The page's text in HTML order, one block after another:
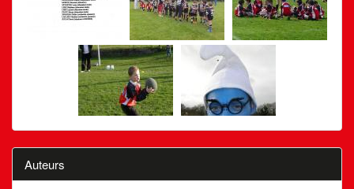
Auteurs